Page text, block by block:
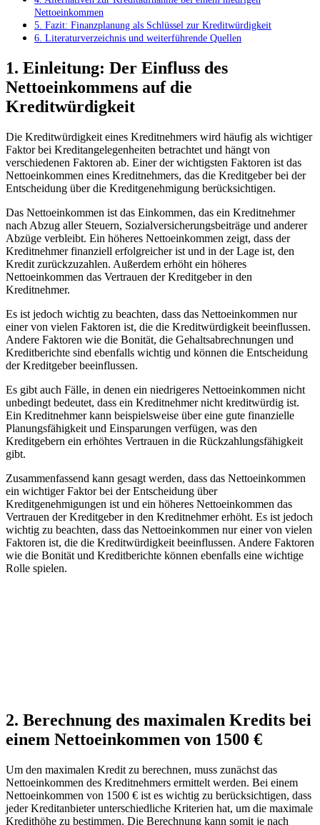
Nettoeinkommen
5. Fazit: Finanzplanung als Schlüssel zur Kreditwürdigkeit
6. Literaturverzeichnis und weiterführende Quellen
1. Einleitung: Der Einfluss des
Nettoeinkommens auf die
Kreditwürdigkeit
Die Kreditwürdigkeit eines Kreditnehmers wird häufig als wichtiger
Faktor bei Kreditangelegenheiten betrachtet und hängt von
verschiedenen Faktoren ab. Einer der wichtigsten Faktoren ist das
Nettoeinkommen eines Kreditnehmers, das die Kreditgeber bei der
Entscheidung über die Kreditgenehmigung berücksichtigen.
Das Nettoeinkommen ist das Einkommen, das ein Kreditnehmer
nach Abzug aller Steuern, Sozialversicherungsbeiträge und anderer
Abzüge verbleibt. Ein höheres Nettoeinkommen zeigt, dass der
Kreditnehmer finanziell erfolgreicher ist und in der Lage ist, den
Kredit zurückzuzahlen. Außerdem erhöht ein höheres
Nettoeinkommen das Vertrauen der Kreditgeber in den
Kreditnehmer.
Es ist jedoch wichtig zu beachten, dass das Nettoeinkommen nur
einer von vielen Faktoren ist, die die Kreditwürdigkeit beeinflussen.
Andere Faktoren wie die Bonität, die Gehaltsabrechnungen und
Kreditberichte sind ebenfalls wichtig und können die Entscheidung
der Kreditgeber beeinflussen.
Es gibt auch Fälle, in denen ein niedrigeres Nettoeinkommen nicht
unbedingt bedeutet, dass ein Kreditnehmer nicht kreditwürdig ist.
Ein Kreditnehmer kann beispielsweise über eine gute finanzielle
Planungsfähigkeit und Einsparungen verfügen, was den
Kreditgebern ein erhöhtes Vertrauen in die Rückzahlungsfähigkeit
gibt.
Zusammenfassend kann gesagt werden, dass das Nettoeinkommen
ein wichtiger Faktor bei der Entscheidung über
Kreditgenehmigungen ist und ein höheres Nettoeinkommen das
Vertrauen der Kreditgeber in den Kreditnehmer erhöht. Es ist jedoch
wichtig zu beachten, dass das Nettoeinkommen nur einer von vielen
Faktoren ist, die die Kreditwürdigkeit beeinflussen. Andere Faktoren
wie die Bonität und Kreditberichte können ebenfalls eine wichtige
Rolle spielen.
2. Berechnung des maximalen Kredits bei
einem Nettoeinkommen von 1500 €
Um den maximalen Kredit zu berechnen, muss zunächst das
Nettoeinkommen des Kreditnehmers ermittelt werden. Bei einem
Nettoeinkommen von 1500 € ist es wichtig zu berücksichtigen, dass
jeder Kreditanbieter unterschiedliche Kriterien hat, um die maximale
Kredithöhe zu bestimmen. Die Berechnung kann somit je nach